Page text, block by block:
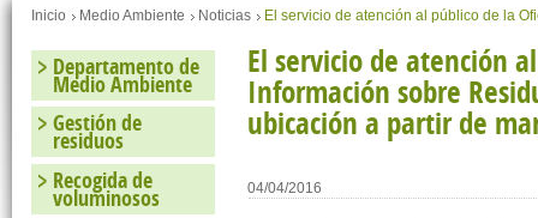
Estás en
Inicio Medio Ambiente Noticias El servicio de atención al público de la
El servicio de atención
Información sobre
ubicación a partir de
04/04/2016
Departamento de
Medio Ambiente
Gestión de
residuos
Recogida de
voluminosos